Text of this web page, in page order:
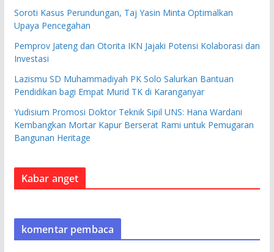
Soroti Kasus Perundungan, Taj Yasin Minta Optimalkan
Upaya Pencegahan
Pemprov Jateng dan Otorita IKN Jajaki Potensi Kolaborasi dan
Investasi
Lazismu SD Muhammadiyah PK Solo Salurkan Bantuan
Pendidikan bagi Empat Murid TK di Karanganyar
Yudisium Promosi Doktor Teknik Sipil UNS: Hana Wardani
Kembangkan Mortar Kapur Berserat Rami untuk Pemugaran
Bangunan Heritage
Kabar anget
komentar pembaca